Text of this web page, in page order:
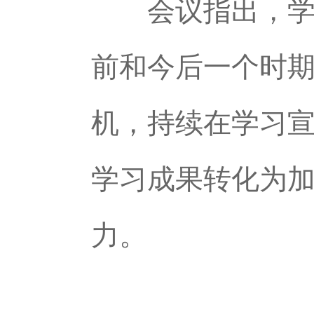
会议指出，学
前和今后一个时
机，持续在学习
学习成果转化为
力。